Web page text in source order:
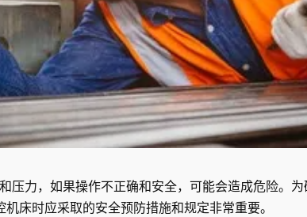
压力，如果操作不正确和安全，可能会造成危险。
床时应采取的安全预防措施和规定非常重要。